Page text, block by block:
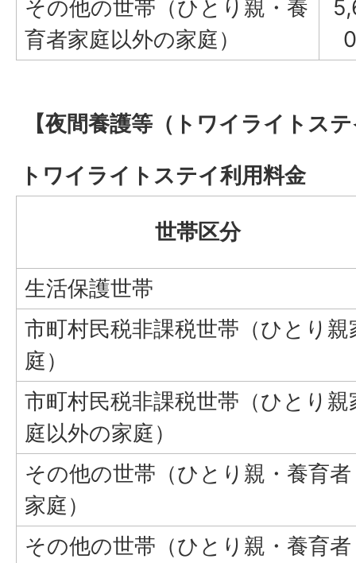
その他の世帯（ひとり親・養
育者家庭以外の家庭）
【夜間養護等（トワイライトス
トワイライトステイ利用料金
世帯区分
生活保護世帯
市町村民税非課税世帯（ひとり親
庭）
市町村民税非課税世帯（ひとり親
庭以外の家庭）
その他の世帯（ひとり親・養育者
家庭）
その他の世帯（ひとり親・養育者